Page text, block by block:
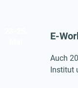
E-
Auch
Institut